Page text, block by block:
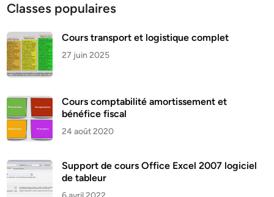
Classes populaires
Cours transport et logistique complet
27 juin 2025
Cours comptabilité amortissement et
bénéfice fiscal
24 août 2020
Support de cours Office Excel 2007 logiciel
de tableur